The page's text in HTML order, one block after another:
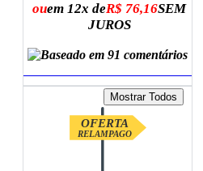
ouem 12x deR$ 76,16SEM
JUROS
OFERTA
RELAMPAGO